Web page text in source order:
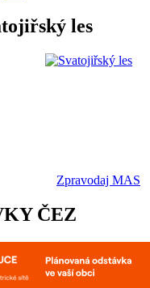
les
Zpravodaj MAS
ČEZ